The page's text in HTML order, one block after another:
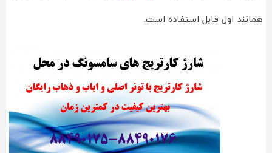
همانند اول قابل استفاده است.